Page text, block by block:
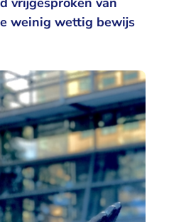
weinig wettig bewijs